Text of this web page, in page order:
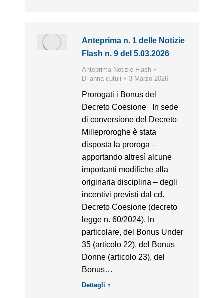
Anteprima n. 1 delle Notizie
Flash n. 9 del 5.03.2026
Anteprima Notizie Flash
Dianna cutuli 3 Marzo 2026
Prorogati i Bonus del
Decreto Coesione In sede
di conversione del Decreto
Milleproroghe è stata
disposta la proroga –
apportando altresì alcune
importanti modifiche alla
originaria disciplina – degli
incentivi previsti dal cd.
Decreto Coesione (decreto
legge n. 60/2024). In
particolare, del Bonus Under
35 (articolo 22), del Bonus
Donne (articolo 23), del
Bonus…
Dettagli